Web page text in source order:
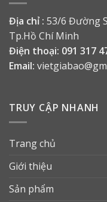
Địa chỉ : 53/6 Đường
Tp.Hồ Chí Minh
Điện thoại: 091 317
Email:
TRUY CẬP NHANH
Trang chủ
Giới thiệu
Sản phẩm